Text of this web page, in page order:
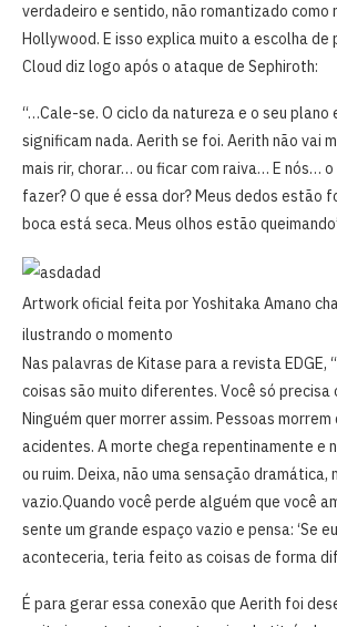
verdadeiro e sentido, não romantizado como
Hollywood. E isso explica muito a escolha de
Cloud diz logo após o ataque de Sephiroth:
“…Cale-se. O ciclo da natureza e o seu plano
significam nada. Aerith se foi. Aerith não vai
mais rir, chorar… ou ficar com raiva… E nós… o
fazer? O que é essa dor? Meus dedos estão
boca está seca. Meus olhos estão
Artwork oficial feita por Yoshitaka Amano
ilustrando o momento
Nas palavras de Kitase para a revista EDGE,
coisas são muito diferentes. Você só precisa
Ninguém quer morrer assim. Pessoas morrem
acidentes. A morte chega repentinamente e
ou ruim. Deixa, não uma sensação dramática,
vazio.Quando você perde alguém que você
sente um grande espaço vazio e pensa: ‘Se
aconteceria, teria feito as coisas de forma
É para gerar essa conexão que Aerith foi